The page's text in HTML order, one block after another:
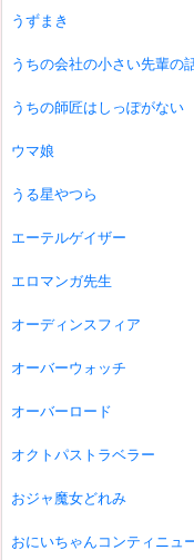
うずまき
うちの会社の小さい先輩の
うちの師匠はしっぽがない
ウマ娘
うる星やつら
エーテルゲイザー
エロマンガ先生
オーディンスフィア
オーバーウォッチ
オーバーロード
オクトパストラベラー
おジャ魔女どれみ
おにいちゃんコンティニュ